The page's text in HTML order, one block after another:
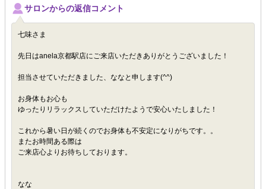
サロンからの返信コメント
七味さま
先日はanela京都駅店にご来店いただきありがとうございました！
担当させていただきました、ななと申します(^^)
お身体もお心も
ゆったりリラックスしていただけたようで安心いたしました！
これから暑い日が続くのでお身体も不安定になりがちです。。
またお時間ある際は
ご来店心よりお待ちしております。
なな